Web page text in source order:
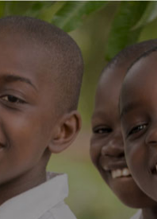
#정기후원 #하트플레이스